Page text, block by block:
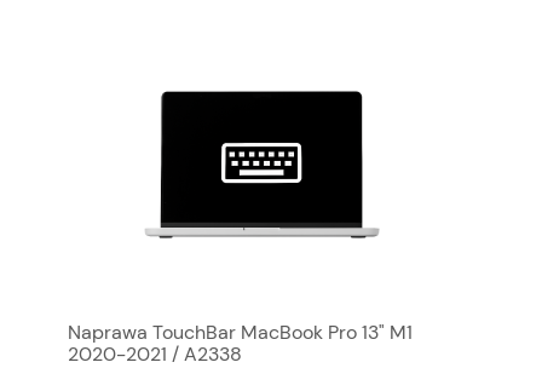
Naprawa TouchBar MacBook Pro 13" M1
2020-2021 / A2338